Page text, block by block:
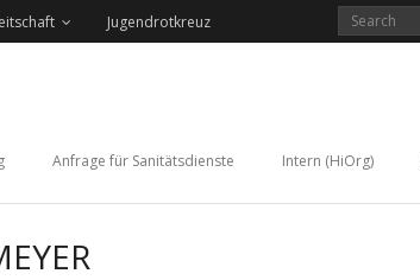
Jugendrotkreuz
Anfrage für Sanitätsdienste Intern (HiOrg)